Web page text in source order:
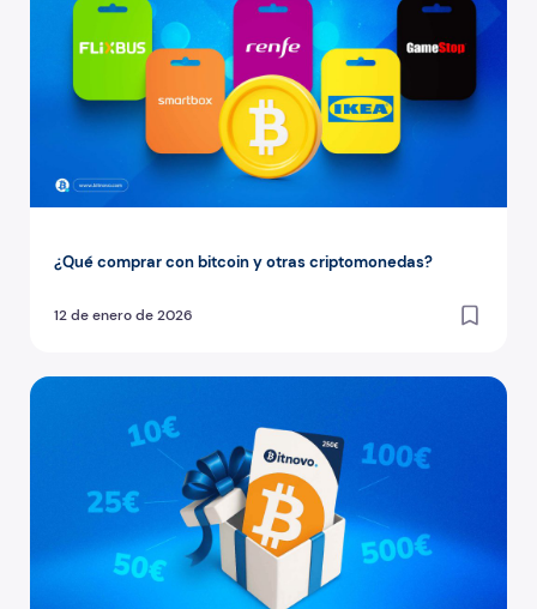
¿Qué comprar con bitcoin y otras criptomonedas?
12 de enero de 2026
¿Cómo regalar Bitcoin? Usa cupones Bitnovo